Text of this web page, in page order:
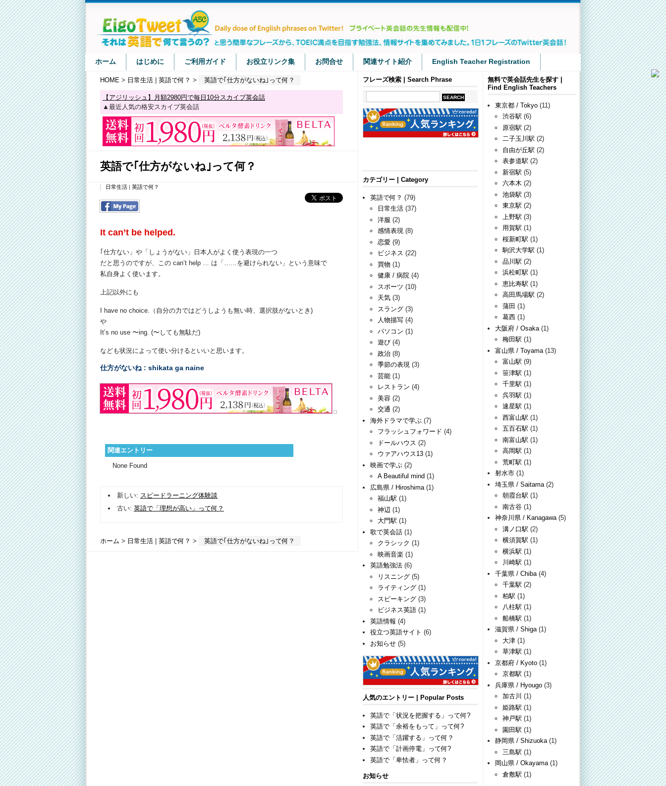
ホーム はじめに ご利用ガイド お役立リンク集 お問合せ 関連サイト紹介 English Teacher Registration
HOME > 日常生活 英語で何？ > 英語で｢仕方がないね｣って何？
【アジリッシュ】月額2980円で毎日10分スカイプ英会話
▲最近人気の格安スカイプ英会話
英語で｢仕方がないね｣って何？
日常生活 英語で何？
It can’t be helped.
｢仕方ない」や「しょうがない」日本人がよく使う表現の一つ
だと思うのですが、この can’t help … は「……を避けられない」という意味で
私自身よく使います。
上記以外にも
I have no choice.（自分の力ではどうしようも無い時、選択肢がないとき)
や
It’s no use 〜ing. (〜しても無駄だ)
なども状況によって使い分けるといいと思います。
仕方がないね : shikata ga naine
関連エントリー
None Found
新しい: スピードラーニング体験談
古い: 英語で「理想が高い」って何？
ホーム > 日常生活 英語で何？ > 英語で｢仕方がないね｣って何？
フレーズ検索 | Search Phrase
カテゴリー | Category
英語で何？ (79)
日常生活 (37)
洋服 (2)
感情表現 (8)
恋愛 (9)
ビジネス (22)
買物 (1)
健康 / 病院 (4)
スポーツ (10)
天気 (3)
スラング (3)
人物描写 (4)
パソコン (1)
遊び (4)
政治 (8)
季節の表現 (3)
芸能 (1)
レストラン (4)
美容 (2)
交通 (2)
海外ドラマで学ぶ (7)
フラッシュフォワード (4)
ドールハウス (2)
ウァアハウス13 (1)
映画で学ぶ (2)
A Beautiful mind (1)
広島県 / Hiroshima (1)
福山駅 (1)
神辺 (1)
大門駅 (1)
歌で英会話 (1)
クラシック (1)
映画音楽 (1)
英語勉強法 (6)
リスニング (5)
ライティング (1)
スピーキング (3)
ビジネス英語 (1)
英語情報 (4)
役立つ英語サイト (6)
お知らせ (5)
人気のエントリー | Popular Posts
英語で「状況を把握する」って何?
英語で「余裕をもって」って何?
英語で「活躍する」って何？
英語で「計画停電」って何?
英語で「卑怯者」って何？
お知らせ
無料で英会話先生を探す |
Find English Teachers
東京都 / Tokyo (11)
渋谷駅 (6)
原宿駅 (2)
二子玉川駅 (2)
自由が丘駅 (2)
表参道駅 (2)
新宿駅 (5)
六本木 (2)
池袋駅 (3)
東京駅 (2)
上野駅 (3)
用賀駅 (1)
桜新町駅 (1)
駒沢大学駅 (1)
品川駅 (2)
浜松町駅 (1)
恵比寿駅 (1)
高田馬場駅 (2)
蒲田 (1)
葛西 (1)
大阪府 / Osaka (1)
梅田駅 (1)
富山県 / Toyama (13)
富山駅 (9)
笹津駅 (1)
千里駅 (1)
呉羽駅 (1)
速星駅 (1)
西富山駅 (1)
五百石駅 (1)
南富山駅 (1)
高岡駅 (1)
荒町駅 (1)
射水市 (1)
埼玉県 / Saitama (2)
朝霞台駅 (1)
南古谷 (1)
神奈川県 / Kanagawa(5)
溝ノ口駅 (2)
横須賀駅 (1)
横浜駅 (1)
川崎駅 (1)
千葉県 / Chiba (4)
千葉駅 (2)
柏駅 (1)
八柱駅 (1)
船橋駅 (1)
滋賀県 / Shiga(1)
大津 (1)
草津駅 (1)
京都府 / Kyoto (1)
京都駅 (1)
兵庫県 / Hyougo (3)
加古川 (1)
姫路駅 (1)
神戸駅 (1)
園田駅 (1)
静岡県 / Shizuoka(1)
三島駅 (1)
岡山県 / Okayama(1)
倉敷駅 (1)